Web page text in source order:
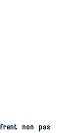
non pas